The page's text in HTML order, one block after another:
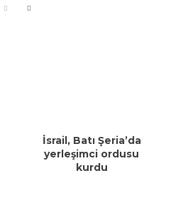
İsrail, Batı Şeria’da
yerleşimci ordusu
kurdu